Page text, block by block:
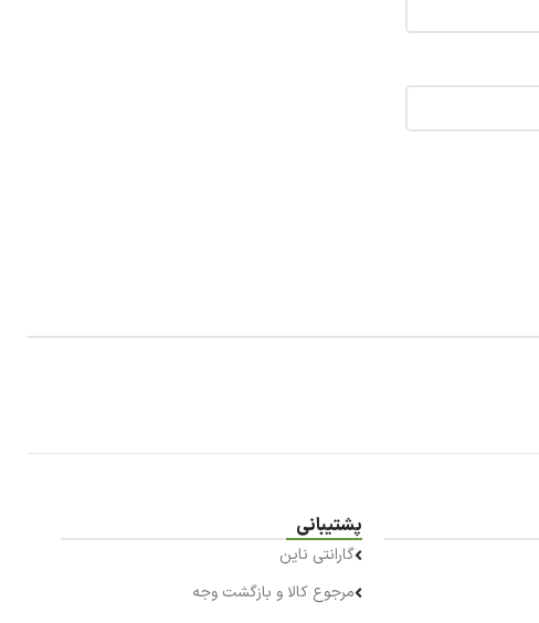
پشتیبانی
گارانتی ناین
مرجوع کالا و بازگشت وجه